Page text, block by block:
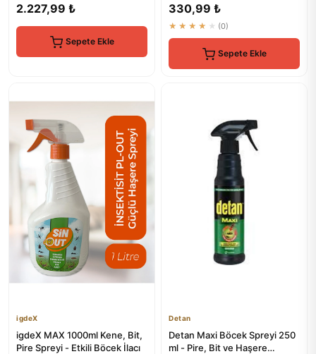
2.227,99 ₺
Sepete Ekle
Ha...
330,99 ₺
★★★★★ (0)
Sepete Ekle
igdeX
igdeX MAX 1000ml Kene, Bit,
Pire Spreyi - Etkili Böcek İlacı
Detan
Detan Maxi Böcek Spreyi 250
ml - Pire, Bit ve Haşere